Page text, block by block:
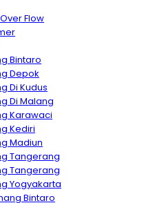
Flow
Bintaro
Depok
Di Kudus
Di Malang
Karawaci
Kediri
Madiun
Tangerang
Tangerang
Yogyakarta
Bintaro